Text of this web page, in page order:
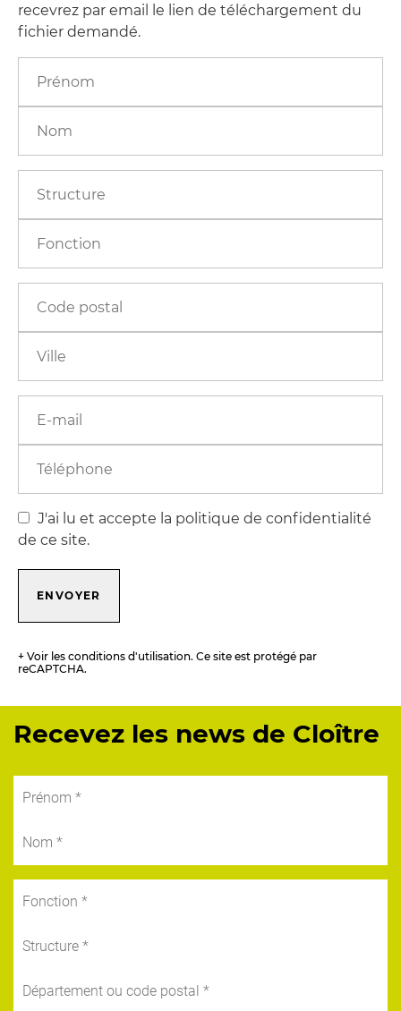
recevrez par email le lien de téléchargement du
fichier demandé.
J'ai lu et accepte la politique de confidentialité
de ce site.
ENVOYER
+ Voir les conditions d'utilisation. Ce site est protégé par
reCAPTCHA.
Recevez les news de Cloître